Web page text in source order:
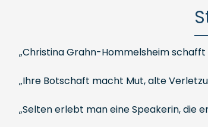
„Christina Grahn-Hommelsheim
„Ihre Botschaft macht Mut, alte
„Selten erlebt man eine Speakerin, die